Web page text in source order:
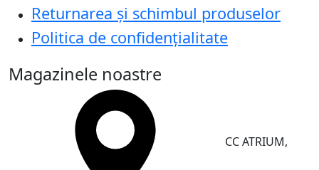
Returnarea și schimbul produselor
Politica de confidențialitate
Magazinele noastre
CC ATRIUM,